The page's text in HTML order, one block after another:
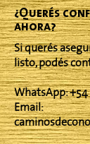
¿Querés
ahora?
Si querés
listo, podés
WhatsApp:+54
Email: